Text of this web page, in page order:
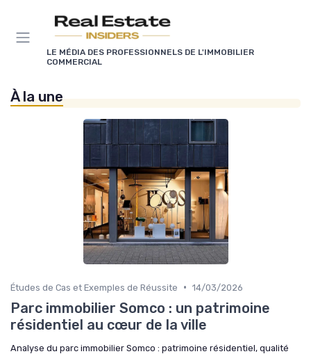
LE MÉDIA DES PROFESSIONNELS DE L'IMMOBILIER
COMMERCIAL
À la une
Études de Cas et Exemples de Réussite • 14/03/2026
Parc immobilier Somco : un patrimoine
résidentiel au cœur de la ville
Analyse du parc immobilier Somco : patrimoine résidentiel, qualité